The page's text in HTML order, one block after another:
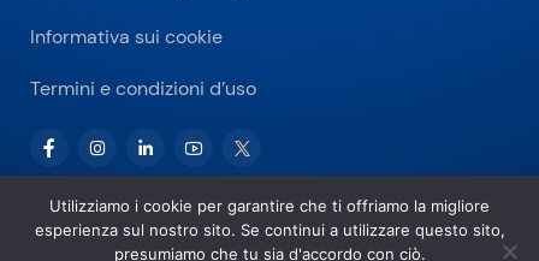
Informativa sui cookie
Termini e condizioni d’uso
Copyright © 2026 Bitnovo.com
Utilizziamo i cookie per garantire che ti offriamo la migliore
esperienza sul nostro sito. Se continui a utilizzare questo sito,
presumiamo che tu sia d'accordo con ciò.